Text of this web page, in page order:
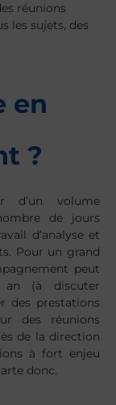
réunions
les sujets, des
en
?
d’un volume
de jours
d’analyse et
Pour un grand
peut
(à discuter
des prestations
des réunions
de la direction
à fort enjeu
donc.